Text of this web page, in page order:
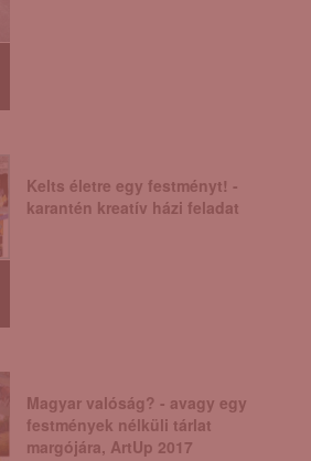
Kelts életre egy festményt! -
karantén kreatív házi feladat
Magyar valóság? - avagy egy
festmények nélküli tárlat
margójára, ArtUp 2017